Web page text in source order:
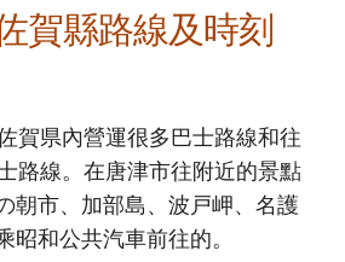
賀縣路線及時刻
賀県內營運很多巴士路線和往
路線。在唐津市往附近的景點
朝市、加部島、波戸岬、名護
昭和公共汽車前往的。